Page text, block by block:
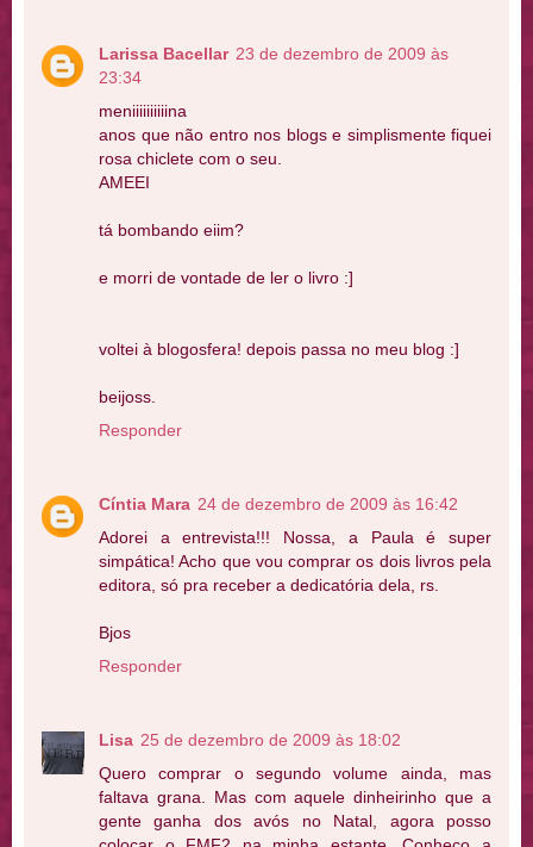
Larissa Bacellar 23 de dezembro de 2009 às
23:34
meniiiiiiiiiina
anos que não entro nos blogs e simplismente fiquei
rosa chiclete com o seu.
AMEEI
tá bombando eiim?
e morri de vontade de ler o livro :]
voltei à blogosfera! depois passa no meu blog :]
beijoss.
Responder
Cíntia Mara 24 de dezembro de 2009 às 16:42
Adorei a entrevista!!! Nossa, a Paula é super
simpática! Acho que vou comprar os dois livros pela
editora, só pra receber a dedicatória dela, rs.
Bjos
Responder
Lisa 25 de dezembro de 2009 às 18:02
Quero comprar o segundo volume ainda, mas
faltava grana. Mas com aquele dinheirinho que a
gente ganha dos avós no Natal, agora posso